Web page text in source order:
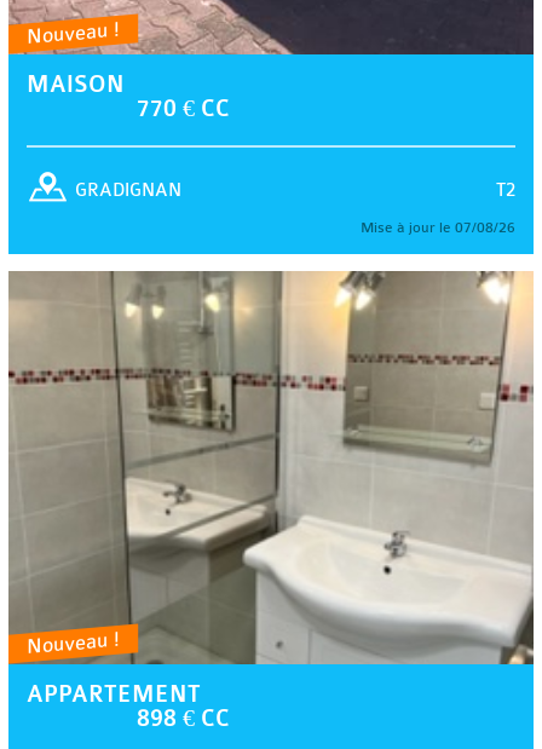
Nouveau !
MAISON
770 € CC
T2
GRADIGNAN
Mise à jour le 07/08/26
Nouveau !
APPARTEMENT
898 € CC